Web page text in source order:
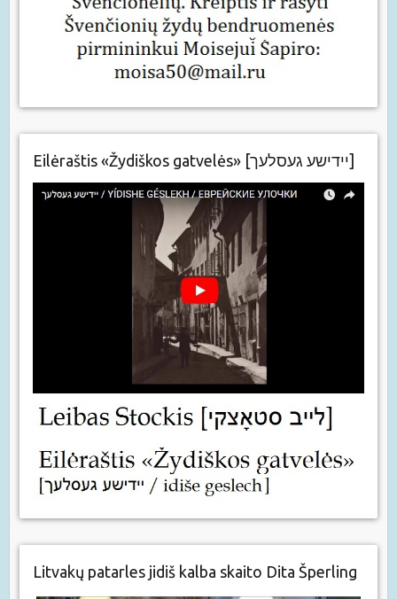
Eilėraštis «Žydiškos gatvelės» [יידישע געסלעך]
Litvakų patarles jidiš kalba skaito Dita Šperling